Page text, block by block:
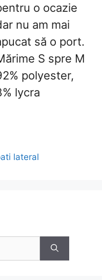
o ocazie
nu am mai
să o port.
S spre M
polyester,
lycra
lateral